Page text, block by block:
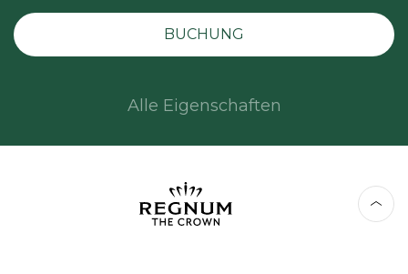
BUCHUNG
Alle Eigenschaften